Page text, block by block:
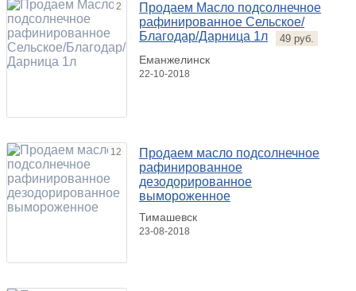
2
Продаем Масло подсолнечное
рафинированное Сельское/
Благодар/Дарница 1л
49 руб.
Еманжелинск
22-10-2018
12
Продаем масло подсолнечное
рафинированное
дезодорированное
вымороженное
Тимашевск
23-08-2018